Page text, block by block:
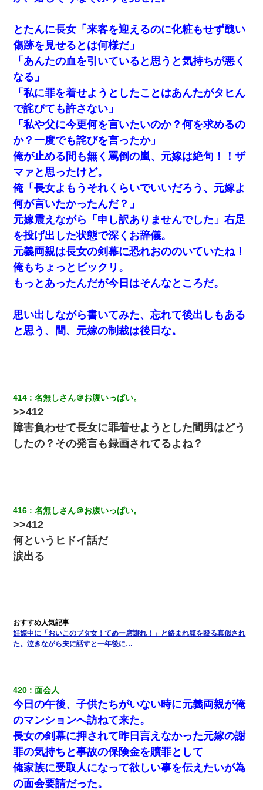
とたんに長女「来客を迎えるのに化粧もせず醜い
傷跡を見せるとは何様だ」
「あんたの血を引いていると思うと気持ちが悪く
なる」
「私に罪を着せようとしたことはあんたがタヒん
で詫びても許さない」
「私や父に今更何を言いたいのか？何を求めるの
か？一度でも詫びを言ったか」
俺が止める間も無く罵倒の嵐、元嫁は絶句！！ザ
マァと思ったけど。
俺「長女よもうそれくらいでいいだろう、元嫁よ
何が言いたかったんだ？」
元嫁震えながら「申し訳ありませんでした」右足
を投げ出した状態で深くお辞儀。
元義両親は長女の剣幕に恐れおののいていたね！
俺もちょっとビックリ。
もっとあったんだが今日はそんなところだ。
思い出しながら書いてみた、忘れて後出しもある
と思う、間、元嫁の制裁は後日な。
414 名無しさん＠お腹いっぱい。
>>412
障害負わせて長女に罪着せようとした間男はどう
したの？その発言も録画されてるよね？
416 名無しさん＠お腹いっぱい。
>>412
何というヒドイ話だ
涙出る
妊娠中に「おいこのブタ女！てめー席譲れ！」と絡まれ腹を殴る真似され
た。泣きながら夫に話すと一年後に…
420 面会人
今日の午後、子供たちがいない時に元義両親が俺
のマンションへ訪ねて来た。
長女の剣幕に押されて昨日言えなかった元嫁の謝
罪の気持ちと事故の保険金を贖罪として
俺家族に受取人になって欲しい事を伝えたいが為
の面会要請だった。